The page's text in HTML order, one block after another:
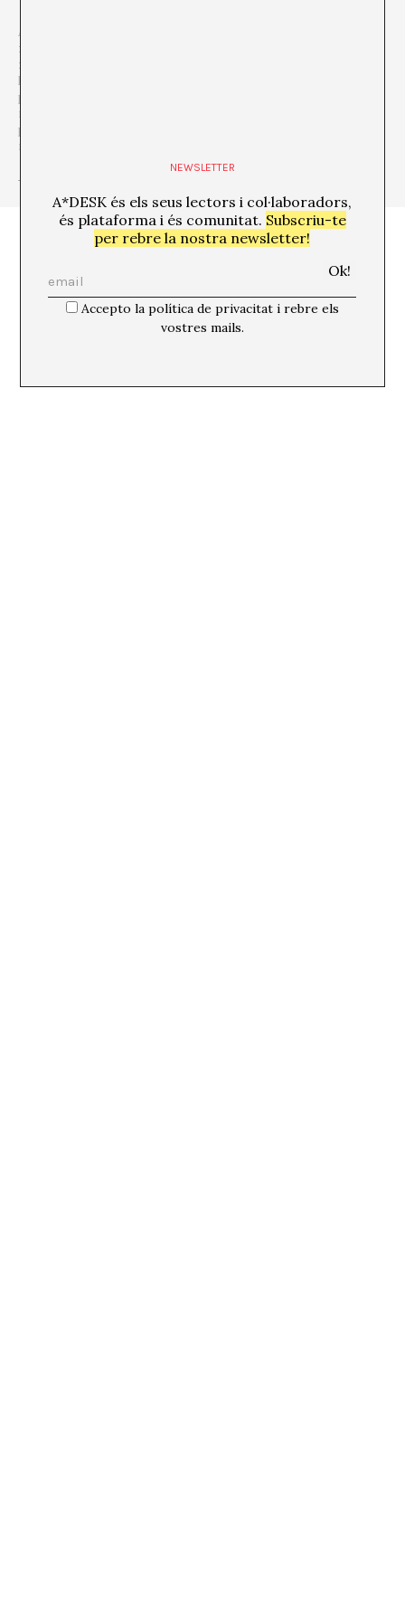
A*DESK és una
formació, l’experimentació, la comunicació i la difusió en
relació a la cultura i l’art contemporanis
la
perquè és d’allí d’on venim i aquesta consciència ens permet anar
molt més allà, incorporar altres disciplines i formes de
pensament per a parlar i debatre sobre temes que són de
rellevància i d’urgència per a entendre el nostre present.
+ Veure totes les publicacions de l'autor/a
NEWSLETTER
A*DESK és els seus lectors i col·laboradors,
és plataforma i és comunitat. Subscriu-te
per rebre la nostra newsletter!
Accepto la política de privacitat i rebre els
vostres mails.